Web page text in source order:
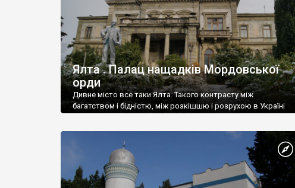
Ялта . Палац нащадків Мордовської
орди
Дивне місто все таки Ялта. Такого контрасту між
багатством і бідністю, між розкішшю і розрухою в Україні